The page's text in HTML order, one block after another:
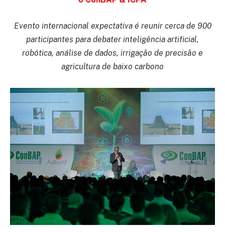
Evento internacional expectativa é reunir cerca de 900
participantes para debater inteligência artificial,
robótica, análise de dados, irrigação de precisão e
agricultura de baixo carbono